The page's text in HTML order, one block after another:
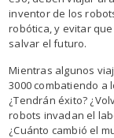
inventor de los
robótica, y evitar
salvar el futuro.
Mientras algunos
3000 combatiendo a
¿Tendrán éxito?
robots invadan el
¿Cuánto cambió el